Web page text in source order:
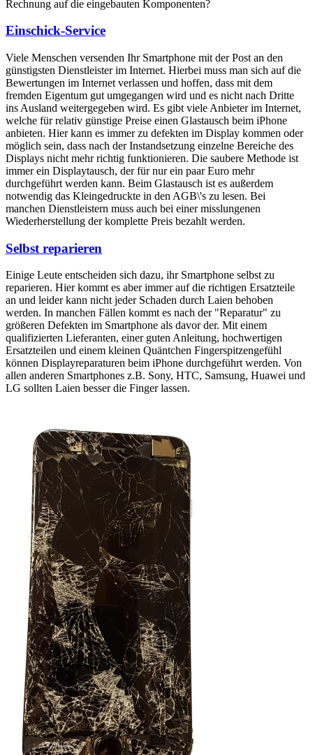
Rechnung auf die eingebauten Komponenten?
Einschick-Service
Viele Menschen versenden Ihr Smartphone mit der Post an den
günstigsten Dienstleister im Internet. Hierbei muss man sich auf die
Bewertungen im Internet verlassen und hoffen, dass mit dem
fremden Eigentum gut umgegangen wird und es nicht nach Dritte
ins Ausland weitergegeben wird. Es gibt viele Anbieter im Internet,
welche für relativ günstige Preise einen Glastausch beim iPhone
anbieten. Hier kann es immer zu defekten im Display kommen oder
möglich sein, dass nach der Instandsetzung einzelne Bereiche des
Displays nicht mehr richtig funktionieren. Die saubere Methode ist
immer ein Displaytausch, der für nur ein paar Euro mehr
durchgeführt werden kann. Beim Glastausch ist es außerdem
notwendig das Kleingedruckte in den AGB\'s zu lesen. Bei
manchen Dienstleistern muss auch bei einer misslungenen
Wiederherstellung der komplette Preis bezahlt werden.
Selbst reparieren
Einige Leute entscheiden sich dazu, ihr Smartphone selbst zu
reparieren. Hier kommt es aber immer auf die richtigen Ersatzteile
an und leider kann nicht jeder Schaden durch Laien behoben
werden. In manchen Fällen kommt es nach der "Reparatur" zu
größeren Defekten im Smartphone als davor der. Mit einem
qualifizierten Lieferanten, einer guten Anleitung, hochwertigen
Ersatzteilen und einem kleinen Quäntchen Fingerspitzengefühl
können Displayreparaturen beim iPhone durchgeführt werden. Von
allen anderen Smartphones z.B. Sony, HTC, Samsung, Huawei und
LG sollten Laien besser die Finger lassen.